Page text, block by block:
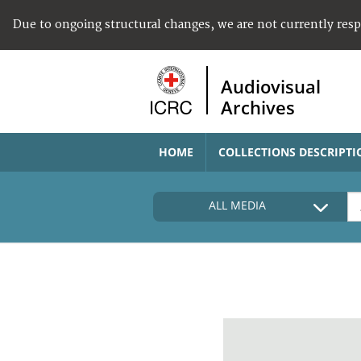
Due to ongoing structural changes, we are not currently
Audiovisual
Archives
HOME COLLECTIONS
ALL MEDIA